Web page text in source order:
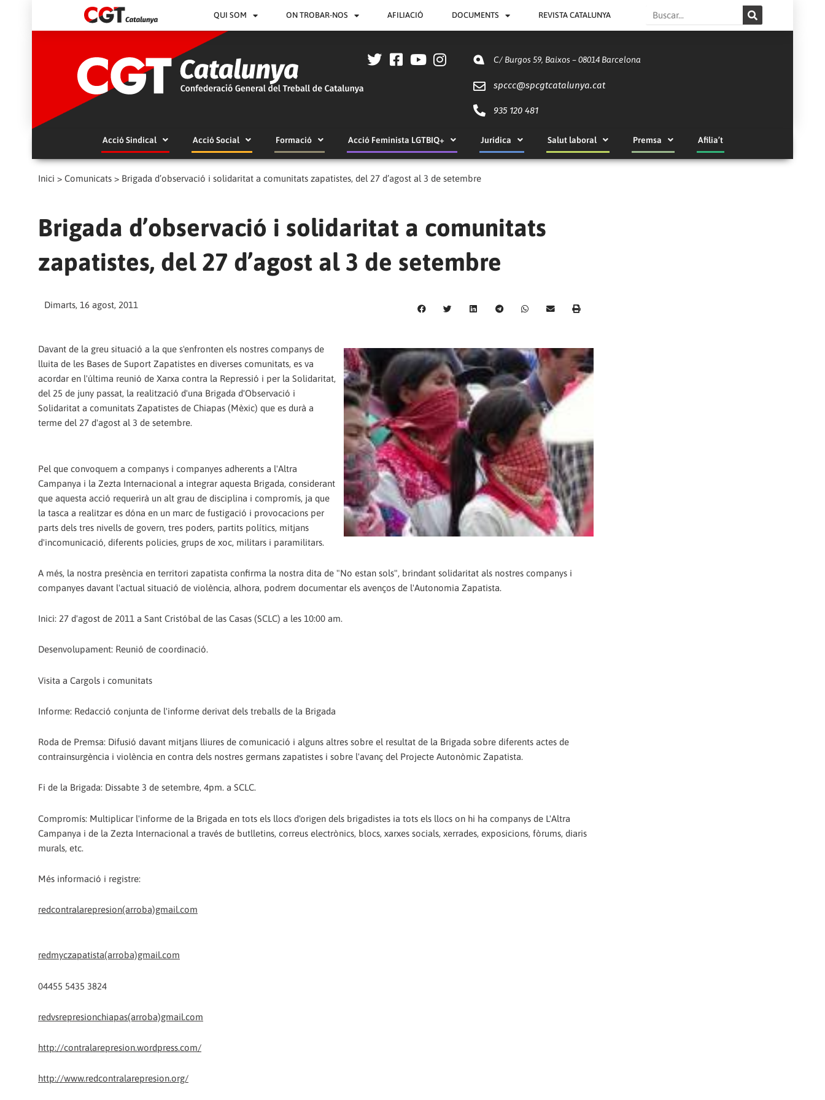
QUI SOM ON TROBAR-NOS AFILIACIÓ DOCUMENTS REVISTA CATALUNYA Search
C/ Burgos 59, Baixos – 08014 Barcelona
spccc@spcgtcatalunya.cat
935 120 481
Acció Sindical Acció Social Formació Acció Feminista LGTBIQ+ Jurídica Salut laboral Premsa Afilia’t
Inici > Comunicats > Brigada d’observació i solidaritat a comunitats zapatistes, del 27 d’agost al 3 de setembre
Brigada d’observació i solidaritat a comunitats
zapatistes, del 27 d’agost al 3 de setembre
Dimarts, 16 agost, 2011
Davant de la greu situació a la que s'enfronten els nostres companys de
lluita de les Bases de Suport Zapatistes en diverses comunitats, es va
acordar en l'última reunió de Xarxa contra la Repressió i per la Solidaritat,
del 25 de juny passat, la realització d'una Brigada d'Observació i
Solidaritat a comunitats Zapatistes de Chiapas (Mèxic) que es durà a
terme del 27 d'agost al 3 de setembre.
Pel que convoquem a companys i companyes adherents a l'Altra
Campanya i la Zezta Internacional a integrar aquesta Brigada, considerant
que aquesta acció requerirà un alt grau de disciplina i compromís, ja que
la tasca a realitzar es dóna en un marc de fustigació i provocacions per
parts dels tres nivells de govern, tres poders, partits polítics, mitjans
d'incomunicació, diferents policies, grups de xoc, militars i paramilitars.
A més, la nostra presència en territori zapatista confirma la nostra dita de "No estan sols", brindant solidaritat als nostres companys i
companyes davant l'actual situació de violència, alhora, podrem documentar els avenços de l'Autonomia Zapatista.
Inici: 27 d'agost de 2011 a Sant Cristóbal de las Casas (SCLC) a les 10:00 am.
Desenvolupament: Reunió de coordinació.
Visita a Cargols i comunitats
Informe: Redacció conjunta de l'informe derivat dels treballs de la Brigada
Roda de Premsa: Difusió davant mitjans lliures de comunicació i alguns altres sobre el resultat de la Brigada sobre diferents actes de
contrainsurgència i violència en contra dels nostres germans zapatistes i sobre l'avanç del Projecte Autonòmic Zapatista.
Fi de la Brigada: Dissabte 3 de setembre, 4pm. a SCLC.
Compromís: Multiplicar l'informe de la Brigada en tots els llocs d'origen dels brigadistes ia tots els llocs on hi ha companys de L'Altra
Campanya i de la Zezta Internacional a través de butlletins, correus electrònics, blocs, xarxes socials, xerrades, exposicions, fòrums, diaris
murals, etc.
Més informació i registre:
redcontralarepresion(arroba)gmail.com
redmyczapatista(arroba)gmail.com
04455 5435 3824
redvsrepresionchiapas(arroba)gmail.com
http://contralarepresion.wordpress.com/
http://www.redcontralarepresion.org/